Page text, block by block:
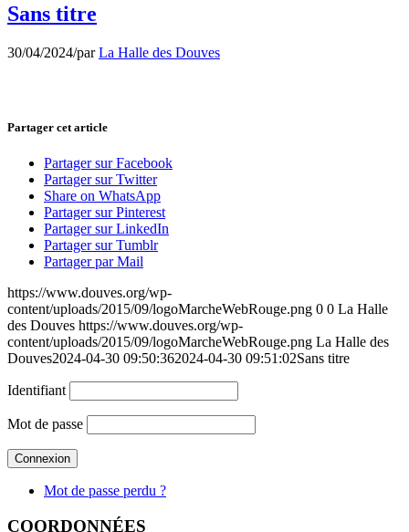
Sans titre
30/04/2024/parLa Halle des Douves
Partager cet article
Partager sur Facebook
Partager sur Twitter
Share on WhatsApp
Partager sur Pinterest
Partager sur LinkedIn
Partager sur Tumblr
Partager par Mail
https://www.douves.org/wp-
content/uploads/2015/09/logoMarcheWebRouge.png 0 0 La Halle
des Douves https://www.douves.org/wp-
content/uploads/2015/09/logoMarcheWebRouge.png La Halle des
Douves2024-04-30 09:50:362024-04-30 09:51:02Sans titre
Identifiant
Mot de passe
Mot de passe perdu ?
COORDONNÉES